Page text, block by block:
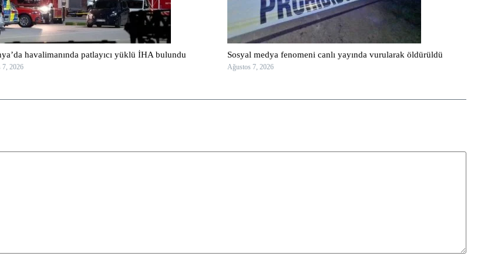
havalimanında patlayıcı yüklü İHA bulundu
7, 2026
Sosyal medya fenomeni canlı yayında vurularak öldürüldü
Ağustos 7, 2026